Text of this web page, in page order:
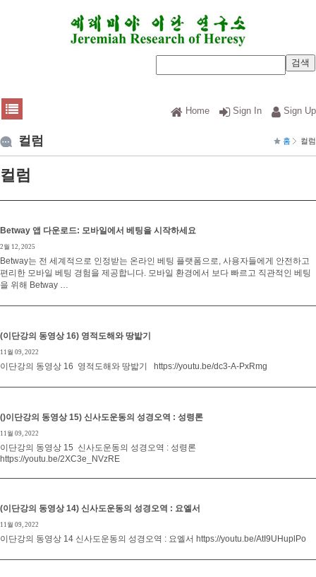
Home Sign In Sign Up
컬럼 홈 컬럼
컬럼
Betway 앱 다운로드: 모바일에서 베팅을 시작하세요
2월 12, 2025
Betway는 전 세계적으로 인정받는 온라인 베팅 플랫폼으로, 사용자들에게 안전하고
편리한 모바일 베팅 경험을 제공합니다. 모바일 환경에서 보다 빠르고 직관적인 베팅
을 위해 Betway …
(이단강의 동영상 16) 영적도해와 땅밟기
11월 09, 2022
이단강의 동영상 16 영적도해와 땅밟기 https://youtu.be/dc3-A-PxRmg
()이단강의 동영상 15) 신사도운동의 성경오역 : 성령론
11월 09, 2022
이단강의 동영상 15 신사도운동의 성경오역 : 성령론
https://youtu.be/2XC3e_NVzRE
(이단강의 동영상 14) 신사도운동의 성경오역 : 요엘서
11월 09, 2022
이단강의 동영상 14 신사도운동의 성경오역 : 요엘서 https://youtu.be/AtI9UHuplPo